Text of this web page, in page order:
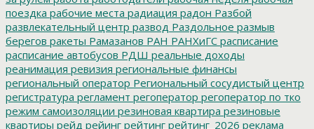
поездка рабочие места радиация радон Разбой
развлекательный центр развод Раздольное размыв
берегов ракеты Рамазанов РАН РАНХиГС расписание
расписание автобусов РДШ реальные доходы
реанимация ревизия региональные финансы
региональный оператор Региональный сосудистый центр
регистратура регламент регоператор регоператор по тко
режим самоизоляции резиновая квартира резиновые
квартиры рейд рейинг рейтинг рейтинг_2026 реклама